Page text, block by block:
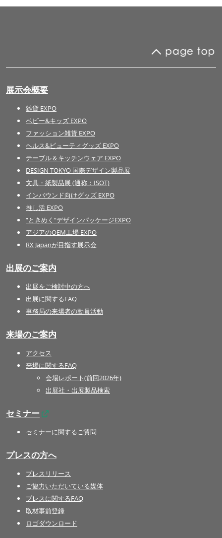
展示会概要
雑貨 EXPO
ベビー&キッズ EXPO
ファッション雑貨 EXPO
ヘルス&ビューティグッズ EXPO
テーブル＆キッチンウェア EXPO
DESIGN TOKYO 国際デザイン製品展
文具・紙製品展 (通称：ISOT)
インバウンド向けグッズ EXPO
推し活 EXPO
“ときめく“デザインパッケージEXPO
アジアのOEM工場 EXPO
RX Japanが目指す展示会
出展のご案内
出展をご検討中の方へ
出展に関するFAQ
事務局の来場者の動員活動
来場のご案内
アクセス
来場に関するFAQ
会場レポート(前回2026年)
出展社・出展製品検索
セミナー
セミナーに関するご質問
プレスの方へ
プレスリリース
ご協力いただいている媒体
プレスに関するFAQ
取材事前登録
ロゴダウンロード